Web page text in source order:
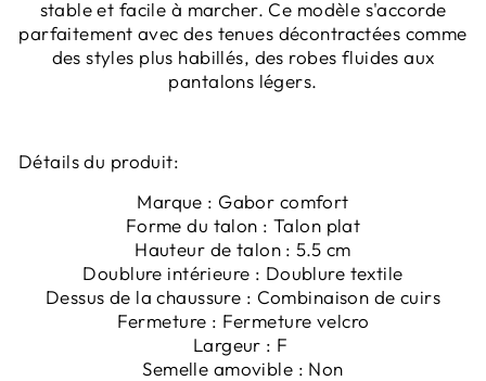
stable et facile à marcher. Ce modèle s'accorde
parfaitement avec des tenues décontractées comme
des styles plus habillés, des robes fluides aux
pantalons légers.
Détails du produit:
Marque : Gabor comfort
Forme du talon : Talon plat
Hauteur de talon : 5.5 cm
Doublure intérieure : Doublure textile
Dessus de la chaussure : Combinaison de cuirs
Fermeture : Fermeture velcro
Largeur : F
Semelle amovible : Non